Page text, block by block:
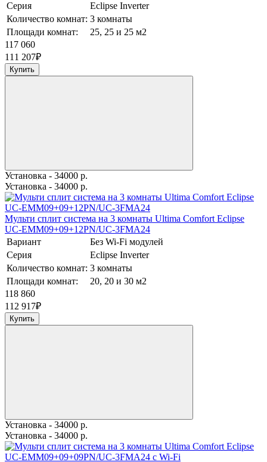
Серия
Eclipse Inverter
Количество комнат: 3 комнаты
Площади комнат:
25, 25 и 25 м2
117 060
111 207₽
Купить
Установка - 34000 р.
Установка - 34000 р.
Мульти сплит система на 3 комнаты Ultima Comfort Eclipse
UC-EMM09+09+12PN/UC-3FMA24
Вариант
Без Wi-Fi модулей
Серия
Eclipse Inverter
Количество комнат: 3 комнаты
Площади комнат:
20, 20 и 30 м2
118 860
112 917₽
Купить
Установка - 34000 р.
Установка - 34000 р.